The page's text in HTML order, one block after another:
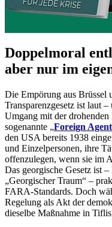
Doppelmoral
aber nur im
Die Empörung aus Brüssel
Transparenzgesetz ist laut
Umgang mit der
sogenannte „Foreign
den USA bereits 1938
und Einzelpersonen, ihre
offenzulegen, wenn sie im
Das georgische Gesetz ist
„Georgischer Traum“ –
FARA-Standards. Doch
Regelung als Akt der
dieselbe Maßnahme in